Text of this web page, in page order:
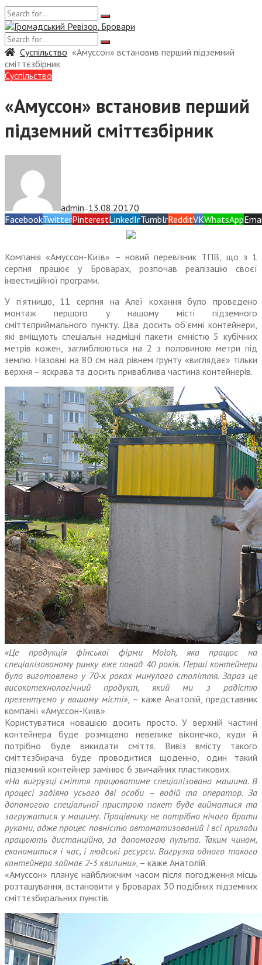
Суспiльство «Амуссон» встановив перший підземний
сміттєзбірник
Суспiльство
«Амуссон» встановив перший
підземний сміттєзбірник
admin — 13.08.20170
FacebookTwitterPinterestLinkedInTumblrRedditVKWhatsApp
Компанія «Амуссон-Київ» – новий перевізник ТПВ, що з 1
серпня працює у Броварах, розпочав реалізацію своєї
інвестиційної програми.
У п’ятницю, 11 серпня на Алеї кохання було проведено
монтаж першого у нашому місті підземного
сміттєприймального пункту. Два досить об’ємні контейнери,
які вміщують спеціальні надміцні пакети ємністю 5 кубічних
метрів кожен, заглиблюються на 2 з половиною метри під
землю. Назовні на 80 см над рівнем грунту «виглядає» тільки
верхня – яскрава та досить приваблива частина контейнерів.
«Це продукція фінської фірми Moloh, яка працює на
спеціалізованому ринку вже понад 40 років. Перші контейнери
було виготовлено у 70-х роках минулого століття. Зараз це
високотехнологічний продукт, який ми з радістю
презентуємо у вашому місті», – каже Анатолій, представник
компанії «Амуссон-Київ».
Користуватися новацією досить просто. У верхній частині
контейнера буде розміщено невелике віконечко, куди й
потрібно буде викидати сміття. Вивіз вмісту такого
сміттєзбирача буде проводитися щоденно, один такий
підземний контейнер замінює 6 звичайних пластикових.
«На вигрузці сміття працюватиме спеціалізована машина. В
процесі задіяно усього дві особи – водій та оператор. За
допомогою спеціальної пристрою пакет буде вийматися та
загружатися у машину. Працівнику не потрібно нічого брати
руками, адже процес повністю автоматизований і всі прилади
працюють дистанційно, за допомогою пульта. Таким чином,
економиться і час, і людські ресурси. Вигрузка одного такого
контейнера займає 2-3 хвилини», – каже Анатолій.
«Амуссон» планує найближчим часом після погодження місць
розташування, встановити у Броварах 30 подібних підземних
сміттєзбиральних пунктів.